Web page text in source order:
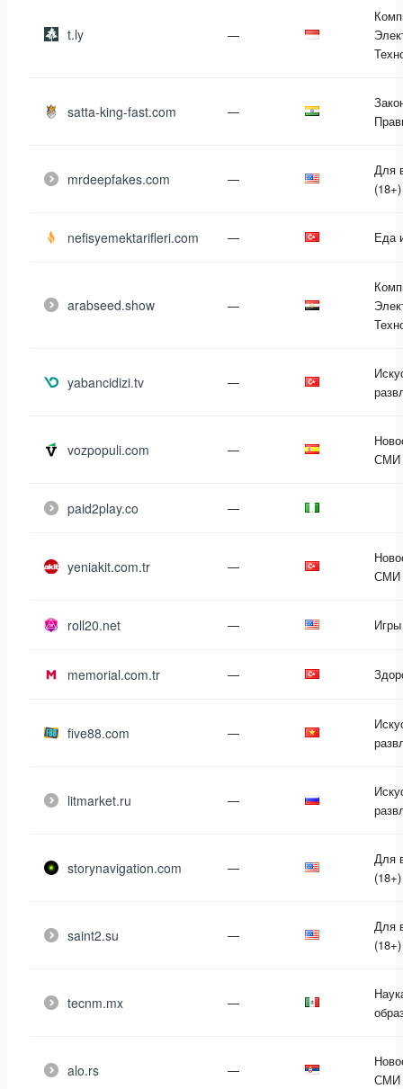
t.ly —
satta-king-fast.com —
mrdeepfakes.com —
Для
(18+)
nefisyemektarifleri.com — Еда
arabseed.show —
yabancidizi.tv —
vozpopuli.com —
СМИ
paid2play.co —
yeniakit.com.tr —
СМИ
roll20.net — Игры
memorial.com.tr —
five88.com —
litmarket.ru —
storynavigation.com —
Для
(18+)
saint2.su —
Для
(18+)
tecnm.mx —
alo.rs —
СМИ